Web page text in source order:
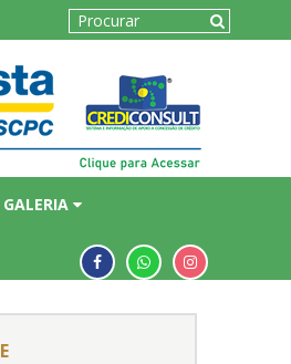
GALERIA